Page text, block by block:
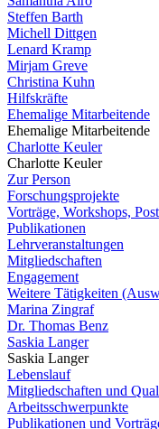
Steffen Barth
Michell Dittgen
Lenard Kramp
Mirjam Greve
Christina Kuhn
Hilfskräfte
Ehemalige Mitarbeitende
Ehemalige Mitarbeitende
Charlotte Keuler
Charlotte Keuler
Zur Person
Forschungsprojekte
Vorträge, Workshops,
Publikationen
Lehrveranstaltungen
Mitgliedschaften
Engagement
Weitere Tätigkeiten
Marina Zingraf
Dr. Thomas Benz
Saskia Langer
Saskia Langer
Lebenslauf
Mitgliedschaften und
Arbeitsschwerpunkte
Publikationen und